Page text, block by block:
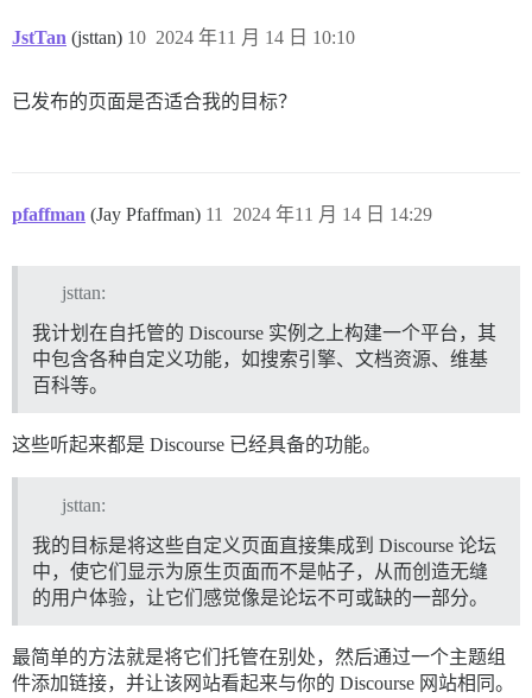
JstTan (jsttan) 2024 年11 月 14 日 10:10
10
已发布的页面是否适合我的目标？
pfaffman (Jay Pfaffman) 2024 年11 月 14 日 14:29
11
jsttan:
我计划在自托管的 Discourse 实例之上构建一个平台，其
中包含各种自定义功能，如搜索引擎、文档资源、维基
百科等。
这些听起来都是 Discourse 已经具备的功能。
jsttan:
我的目标是将这些自定义页面直接集成到 Discourse 论坛
中，使它们显示为原生页面而不是帖子，从而创造无缝
的用户体验，让它们感觉像是论坛不可或缺的一部分。
最简单的方法就是将它们托管在别处，然后通过一个主题组
件添加链接，并让该网站看起来与你的 Discourse 网站相同。